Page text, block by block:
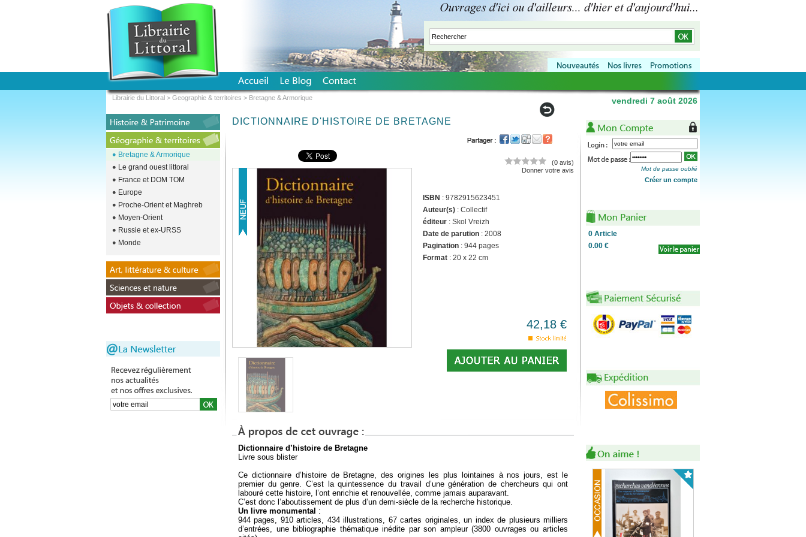
DICTIONNAIRE D'HISTOIRE DE BRETAGNE
(0 avis)
Donner votre avis
ISBN : 9782915623451
Auteur(s) : Collectif
éditeur : Skol Vreizh
Date de parution : 2008
Pagination : 944 pages
Format : 20 x 22 cm
42,18 €
Dictionnaire d’histoire de Bretagne
Livre sous blister
Ce dictionnaire d’histoire de Bretagne, des origines les plus lointaines à nos jours, est le
premier du genre. C’est la quintessence du travail d’une génération de chercheurs qui ont
labouré cette histoire, l’ont enrichie et renouvellée, comme jamais auparavant.
C’est donc l’aboutissement de plus d’un demi-siècle de la recherche historique.
Un livre monumental :
944 pages, 910 articles, 434 illustrations, 67 cartes originales, un index de plusieurs milliers
d’entrées, une bibliographie thématique inédite par son ampleur (3800 ouvrages ou articles
Mot de passe oublié
Créer un compte
0 Article
0.00 €
Bretagne & Armorique
Le grand ouest littoral
France et DOM TOM
Europe
Proche-Orient et Maghreb
Moyen-Orient
Russie et ex-URSS
Monde
Librairie du Littoral > Geographie & territoires > Bretagne & Armorique vendredi 7 août 2026